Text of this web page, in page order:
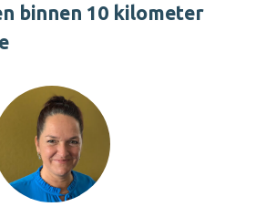
binnen 10 kilometer